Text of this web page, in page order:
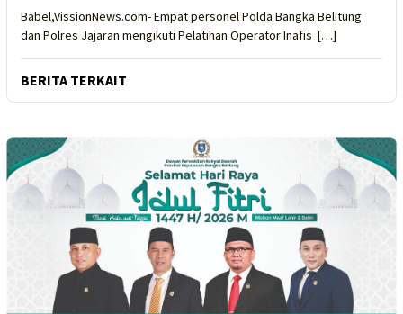
Babel,VissionNews.com- Empat personel Polda Bangka Belitung
dan Polres Jajaran mengikuti Pelatihan Operator Inafis […]
BERITA TERKAIT